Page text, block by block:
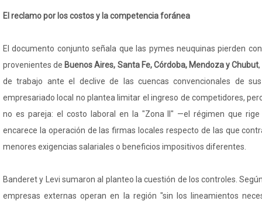
El reclamo por los costos y la competencia foránea
El documento conjunto señala que las pymes neuquinas pierden
provenientes de Buenos Aires, Santa Fe, Córdoba, Mendoza y Chubut
de trabajo ante el declive de las cuencas convencionales de
empresariado local no plantea limitar el ingreso de competidores,
no es pareja: el costo laboral en la "Zona II" —el régimen que
encarece la operación de las firmas locales respecto de las que
menores exigencias salariales o beneficios impositivos diferentes.
Banderet y Levi sumaron al planteo la cuestión de los controles.
empresas externas operan en la región "sin los lineamientos